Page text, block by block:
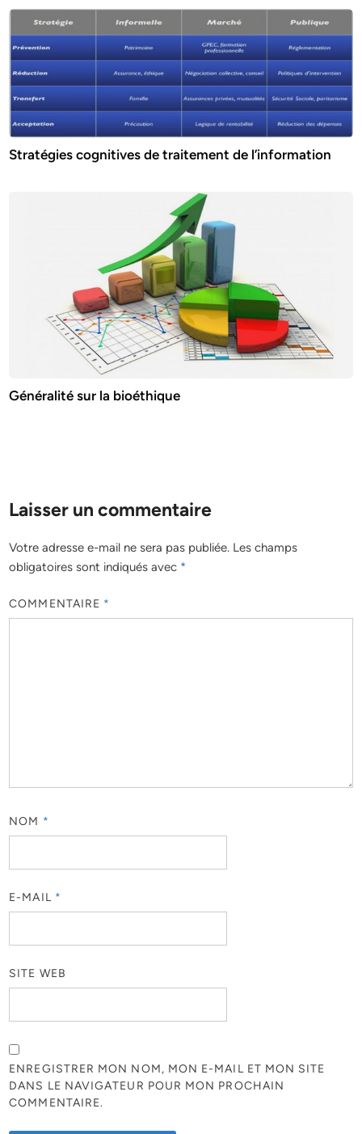
Stratégies cognitives de traitement de l’information
Généralité sur la bioéthique
Laisser un commentaire
Votre adresse e-mail ne sera pas publiée. Les champs
obligatoires sont indiqués avec *
COMMENTAIRE *
NOM *
E-MAIL *
SITE WEB
ENREGISTRER MON NOM, MON E-MAIL ET MON SITE
DANS LE NAVIGATEUR POUR MON PROCHAIN
COMMENTAIRE.